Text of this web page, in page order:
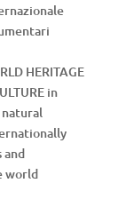
HERITAGE
in
natural
and
world